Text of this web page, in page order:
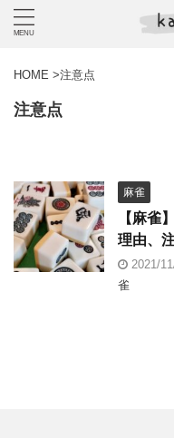
HOME >注意点
注意点
麻雀
【麻雀
理由、
2021/
雀